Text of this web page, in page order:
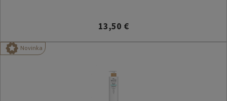
13,50 €
Novinka